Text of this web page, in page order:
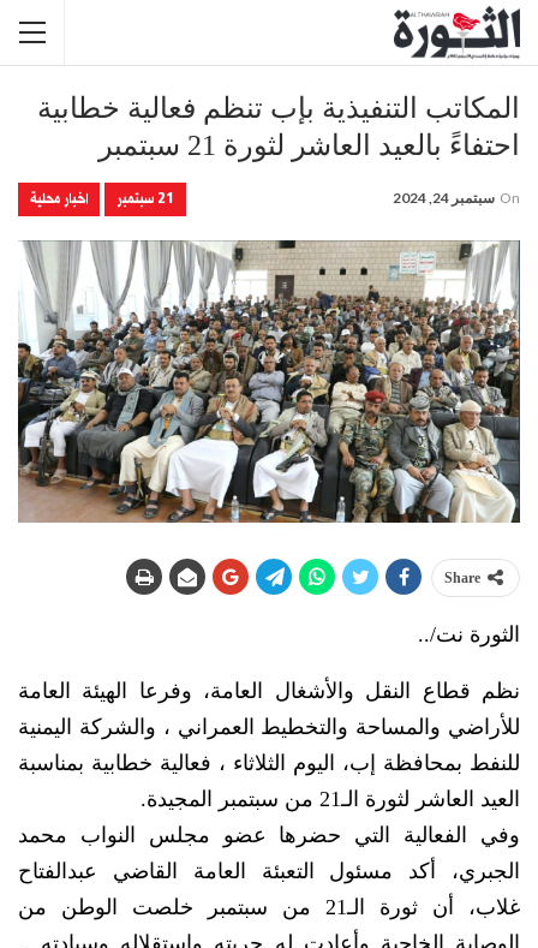
المكاتب التنفيذية بإب تنظم فعالية خطابية
احتفاءً بالعيد العاشر لثورة 21 سبتمبر
21 سبتمبر اخبار محلية On سبتمبر 24, 2024
Share
الثورة نت/..
نظم قطاع النقل والأشغال العامة، وفرعا الهيئة العامة
للأراضي والمساحة والتخطيط العمراني ، والشركة اليمنية
للنفط بمحافظة إب، اليوم الثلاثاء ، فعالية خطابية بمناسبة
العيد العاشر لثورة الـ21 من سبتمبر المجيدة.
وفي الفعالية التي حضرها عضو مجلس النواب محمد
الجبري، أكد مسئول التعبئة العامة القاضي عبدالفتاح
غلاب، أن ثورة الـ21 من سبتمبر خلصت الوطن من